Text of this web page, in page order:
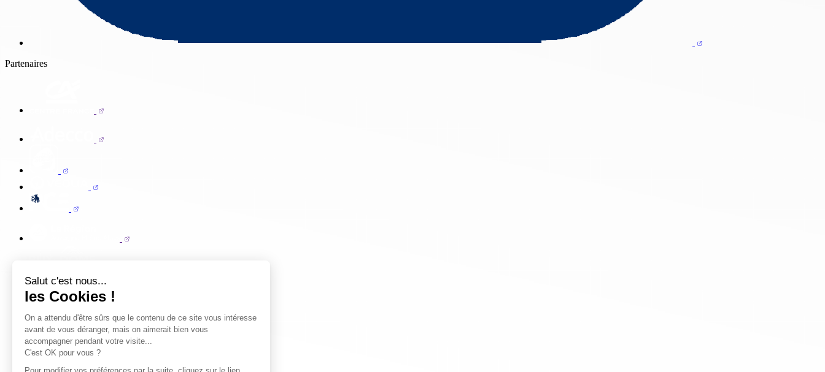
Salut c'est nous...
les Cookies !
On a attendu d'être sûrs que le contenu de ce site vous intéresse
avant de vous déranger, mais on aimerait bien vous
accompagner pendant votre visite...
C'est OK pour vous ?
Pour modifier vos préférences par la suite, cliquez sur le lien
Partenaires